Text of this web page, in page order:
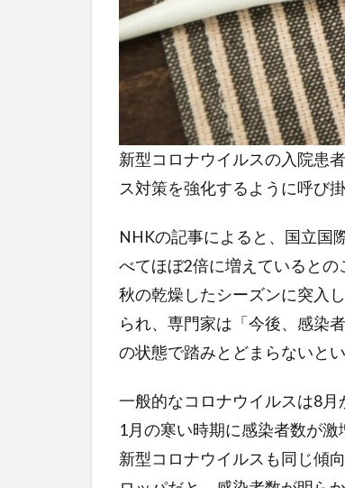
新型コロナウイルスの入院患
ス対策を強化するように呼び掛
NHKの記事によると、国立国
べてほぼ2倍に増えているとの
秋の乾燥したシーズンに突入
られ、専門家は「今後、感染
の状態で踏みとどまらないと
一般的なコロナウイルスは8
1月の寒い時期に感染者数が激
新型コロナウイルスも同じ傾